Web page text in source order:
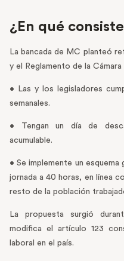
¿En qué
La bancada de MC planteó
y el Reglamento de la
• Las y los legisladores
semanales.
• Tengan un día de
acumulable.
• Se implemente un esquema
jornada a 40 horas, en línea
resto de la población
La propuesta surgió
modifica el artículo 123
laboral en el país.